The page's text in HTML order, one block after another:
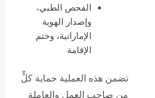
الفحص الطبي،
وإصدار الهوية
الإماراتية، وختم
الإقامة
تضمن هذه العملية حماية كلٍّ
من صاحب العمل والعاملة